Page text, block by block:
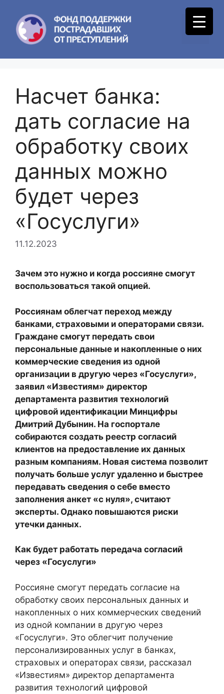
content
Menu
Насчет банка:
дать согласие на
обработку своих
данных можно
будет через
«Госуслуги»
11.12.2023
Зачем это нужно и когда россияне смогут
воспользоваться такой опцией.
Россиянам облегчат переход между
банками, страховыми и операторами связи.
Граждане смогут передать свои
персональные данные и накопленные о них
коммерческие сведения из одной
организации в другую через «Госуслуги»,
заявил «Известиям» директор
департамента развития технологий
цифровой идентификации Минцифры
Дмитрий Дубынин. На госпортале
собираются создать реестр согласий
клиентов на предоставление их данных
разным компаниям. Новая система позволит
получать больше услуг удаленно и быстрее
передавать сведения о себе вместо
заполнения анкет «с нуля», считают
эксперты. Однако повышаются риски
утечки данных.
Как будет работать передача согласий
через «Госуслуги»
Россияне смогут передать согласие на
обработку своих персональных данных и
накопленных о них коммерческих сведений
из одной компании в другую через
«Госуслуги». Это облегчит получение
персонализированных услуг в банках,
страховых и операторах связи, рассказал
«Известиям» директор департамента
развития технологий цифровой